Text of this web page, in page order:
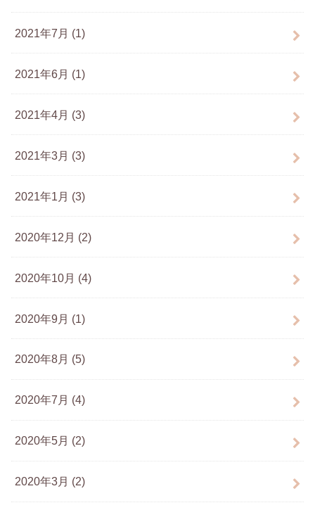
2021年7月 (1)
2021年6月 (1)
2021年4月 (3)
2021年3月 (3)
2021年1月 (3)
2020年12月 (2)
2020年10月 (4)
2020年9月 (1)
2020年8月 (5)
2020年7月 (4)
2020年5月 (2)
2020年3月 (2)